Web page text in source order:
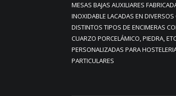
MESAS BAJAS AUXILIARES
INOXIDABLE LACADAS EN DIVERSOS
DISTINTOS TIPOS DE ENCIMERAS
CUARZO PORCELÁMICO, PIEDRA,
PERSONALIZADAS PARA
PARTICULARES